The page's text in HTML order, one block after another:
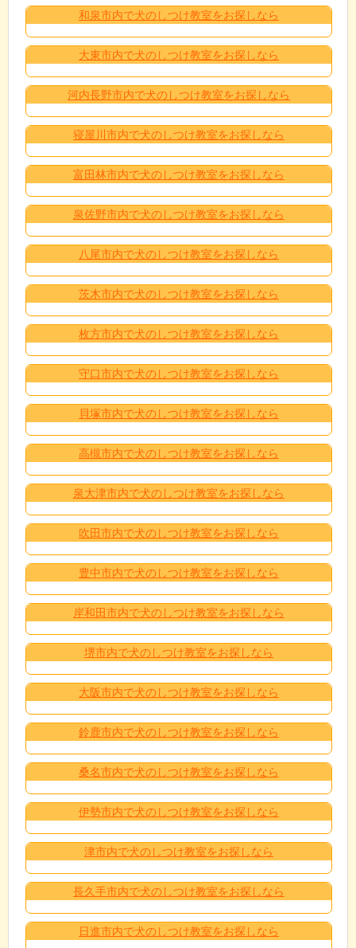
和泉市内で犬のしつけ教室をお探しなら
大東市内で犬のしつけ教室をお探しなら
河内長野市内で犬のしつけ教室をお探しなら
寝屋川市内で犬のしつけ教室をお探しなら
富田林市内で犬のしつけ教室をお探しなら
泉佐野市内で犬のしつけ教室をお探しなら
八尾市内で犬のしつけ教室をお探しなら
茨木市内で犬のしつけ教室をお探しなら
枚方市内で犬のしつけ教室をお探しなら
守口市内で犬のしつけ教室をお探しなら
貝塚市内で犬のしつけ教室をお探しなら
高槻市内で犬のしつけ教室をお探しなら
泉大津市内で犬のしつけ教室をお探しなら
吹田市内で犬のしつけ教室をお探しなら
豊中市内で犬のしつけ教室をお探しなら
岸和田市内で犬のしつけ教室をお探しなら
堺市内で犬のしつけ教室をお探しなら
大阪市内で犬のしつけ教室をお探しなら
鈴鹿市内で犬のしつけ教室をお探しなら
桑名市内で犬のしつけ教室をお探しなら
伊勢市内で犬のしつけ教室をお探しなら
津市内で犬のしつけ教室をお探しなら
長久手市内で犬のしつけ教室をお探しなら
日進市内で犬のしつけ教室をお探しなら